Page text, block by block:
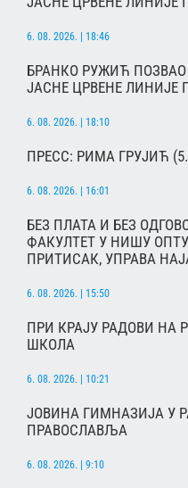
6. 08. 2026. | 18:46
БРАНКО РУЖИЋ
ЈАСНЕ ЦРВЕНЕ ЛИНИЈЕ
6. 08. 2026. | 18:10
ПРЕСС: РИМА ГРУЈИЋ
6. 08. 2026. | 16:01
БЕЗ ПЛАТА И БЕЗ
ФАКУЛТЕТ У НИШУ
ПРИТИСАК, УПРАВА
6. 08. 2026. | 15:50
ПРИ КРАЈУ РАДОВИ НА
ШКОЛА
6. 08. 2026. | 10:21
ЈОВИНА ГИМНАЗИЈА У
ПРАВОСЛАВЉА
6. 08. 2026. | 9:10